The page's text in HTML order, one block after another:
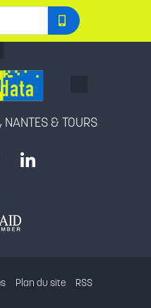
*
NANTES & TOURS
Plan du site RSS